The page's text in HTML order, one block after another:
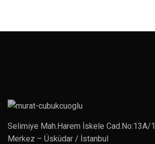
Selimiye Mah.Harem İskele Cad.No:13A/1
Merkez – Üsküdar / İstanbul